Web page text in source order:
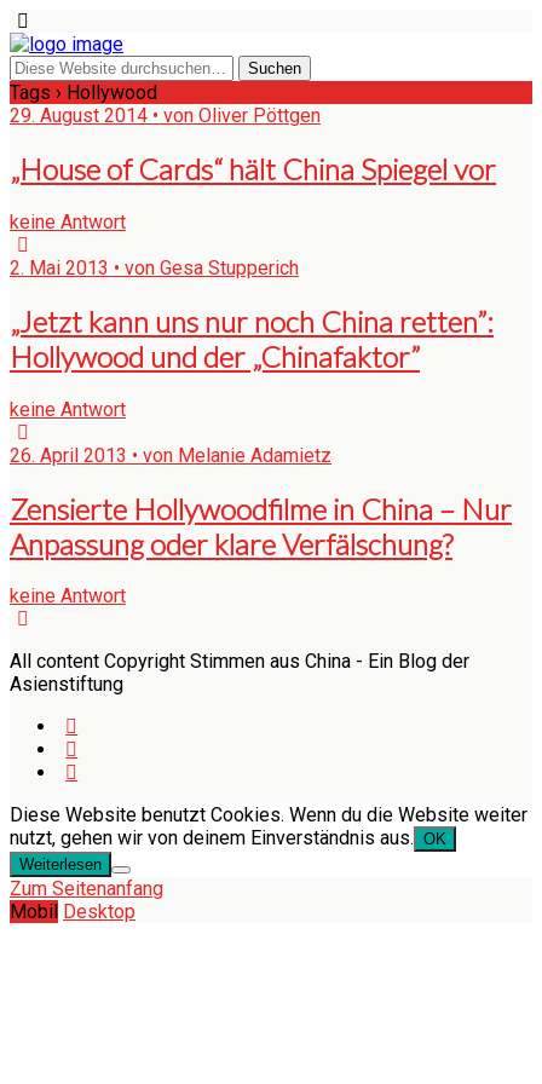
Tags › Hollywood
29. August 2014 • von Oliver Pöttgen
„House of Cards“ hält China Spiegel vor
keine Antwort
2. Mai 2013 • von Gesa Stupperich
„Jetzt kann uns nur noch China retten”:
Hollywood und der „Chinafaktor”
keine Antwort
26. April 2013 • von Melanie Adamietz
Zensierte Hollywoodfilme in China – Nur
Anpassung oder klare Verfälschung?
keine Antwort
All content Copyright Stimmen aus China - Ein Blog der
Asienstiftung
Diese Website benutzt Cookies. Wenn du die Website weiter
nutzt, gehen wir von deinem Einverständnis aus. OK
Weiterlesen
Zum Seitenanfang
Mobil Desktop